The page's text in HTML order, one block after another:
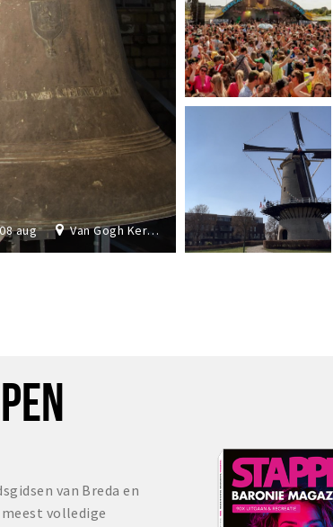
Van Gogh Kerk Etten-Leur
aug
van Breda en
volledige